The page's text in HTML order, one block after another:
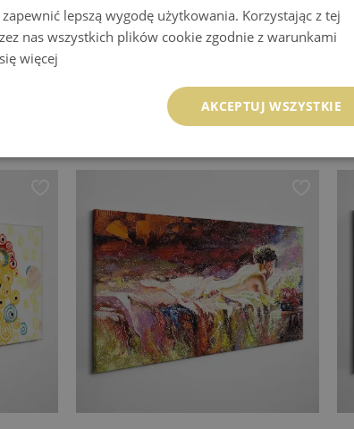
OBRAZ NA PŁÓTNIE LETNIE
MARZENIA
lepszą wygodę użytkowania. Korzystając z tej
nas wszystkich plików cookie zgodnie z warunkami
więcej
AKCEPTUJ WSZYSTKIE